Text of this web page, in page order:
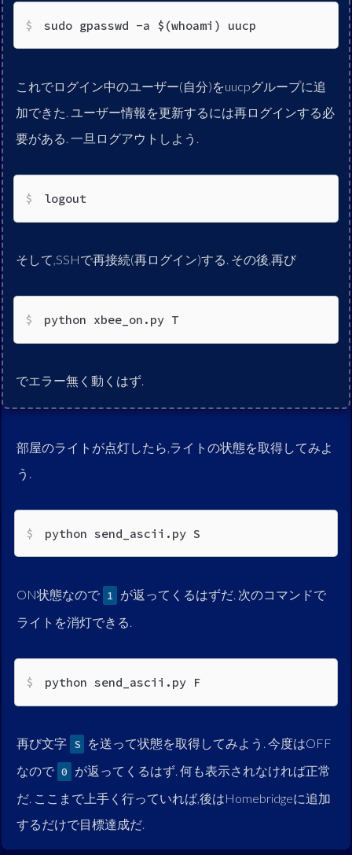
sudo gpasswd -a $(whoami) uucp
これでログイン中のユーザー(自分)をuucpグループに追
加できた. ユーザー情報を更新するには再ログインする必
要がある. 一旦ログアウトしよう.
logout
そして,SSHで再接続(再ログイン)する. その後,再び
python xbee_on.py T
でエラー無く動くはず.
部屋のライトが点灯したら,ライトの状態を取得してみよ
う.
python send_ascii.py S
ON状態なので 1
が返ってくるはずだ. 次のコマンドで
ライトを消灯できる.
python send_ascii.py F
再び文字 S
を送って状態を取得してみよう. 今度はOFF
なので 0 が返ってくるはず. 何も表示されなければ正常
だ. ここまで上手く行っていれば,後はHomebridgeに追加
するだけで目標達成だ.